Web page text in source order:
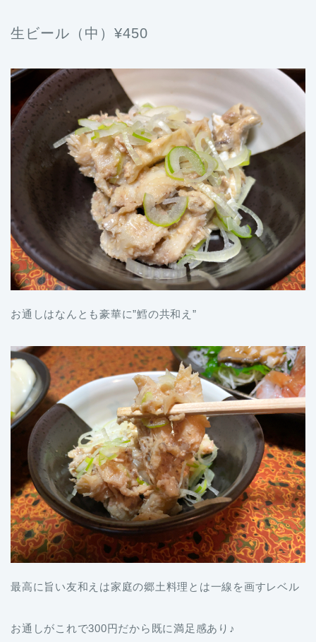
生ビール（中）¥450
お通しはなんとも豪華に”鱈の共和え”
最高に旨い友和えは家庭の郷土料理とは一線を画すレベル
お通しがこれで300円だから既に満足感あり♪